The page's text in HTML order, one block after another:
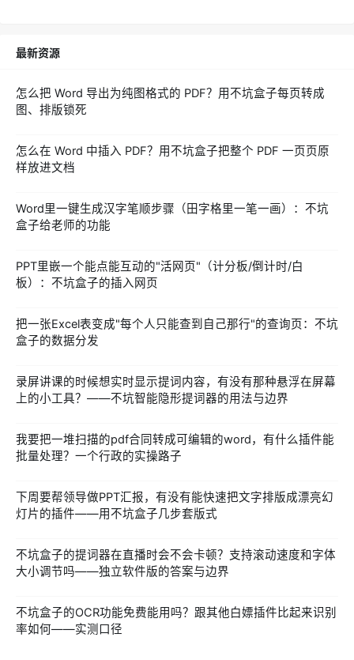
最新资源
怎么把 Word 导出为纯图格式的 PDF？用不坑盒子每页转成
图、排版锁死
怎么在 Word 中插入 PDF？用不坑盒子把整个 PDF 一页页原
样放进文档
Word里一键生成汉字笔顺步骤（田字格里一笔一画）：不坑
盒子给老师的功能
PPT里嵌一个能点能互动的"活网页"（计分板/倒计时/白
板）：不坑盒子的插入网页
把一张Excel表变成"每个人只能查到自己那行"的查询页：不坑
盒子的数据分发
录屏讲课的时候想实时显示提词内容，有没有那种悬浮在屏幕
上的小工具？——不坑智能隐形提词器的用法与边界
我要把一堆扫描的pdf合同转成可编辑的word，有什么插件能
批量处理？一个行政的实操路子
下周要帮领导做PPT汇报，有没有能快速把文字排版成漂亮幻
灯片的插件——用不坑盒子几步套版式
不坑盒子的提词器在直播时会不会卡顿？支持滚动速度和字体
大小调节吗——独立软件版的答案与边界
不坑盒子的OCR功能免费能用吗？跟其他白嫖插件比起来识别
率如何——实测口径